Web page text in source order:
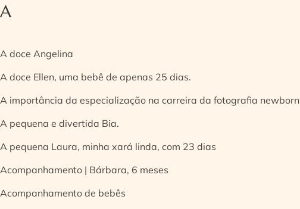
A
A doce Angelina
A doce Ellen, uma bebê de apenas 25 dias.
A importância da especialização na carreira da fotografia newborn
A pequena e divertida Bia.
A pequena Laura, minha xará linda, com 23 dias
Acompanhamento | Bárbara, 6 meses
Acompanhamento de bebês